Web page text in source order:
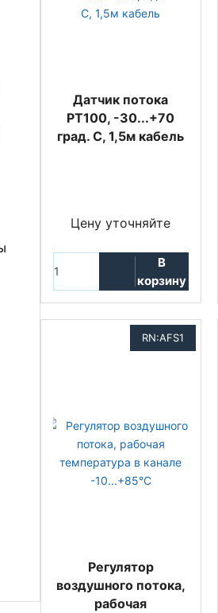
Датчик потока
PT100, -30...+70
град. C, 1,5м кабель
Цену уточняйте
В
корзину
RN:AFS1
Регулятор
воздушного потока,
рабочая